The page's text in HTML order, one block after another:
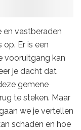
en vastberaden
Er is een
vooruitgang kan
je dacht dat
gemene
te steken. Maar
we je vertellen
schaden en hoe